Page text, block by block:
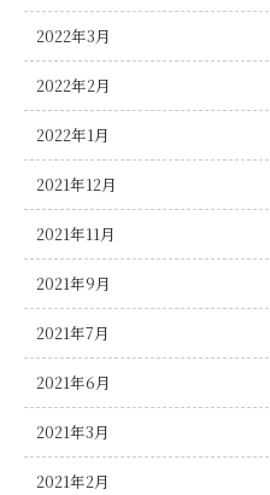
2022年3月
2022年2月
2022年1月
2021年12月
2021年11月
2021年9月
2021年7月
2021年6月
2021年3月
2021年2月